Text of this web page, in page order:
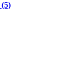
(5)